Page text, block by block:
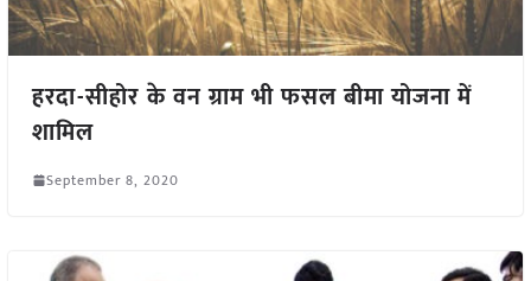
हरदा-सीहोर के वन ग्राम भी फसल बीमा योजना में
शामिल
September 8, 2020